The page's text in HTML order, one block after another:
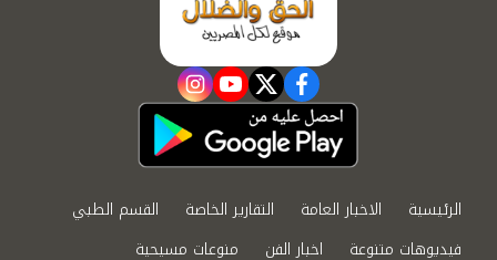
facebook
twitter
youtube
instagram
الرئيسية الاخبار العامة التقارير الخاصة
القسم الطبي
فيديوهات متنوعة
اخبار الفن منوعات مسيحية